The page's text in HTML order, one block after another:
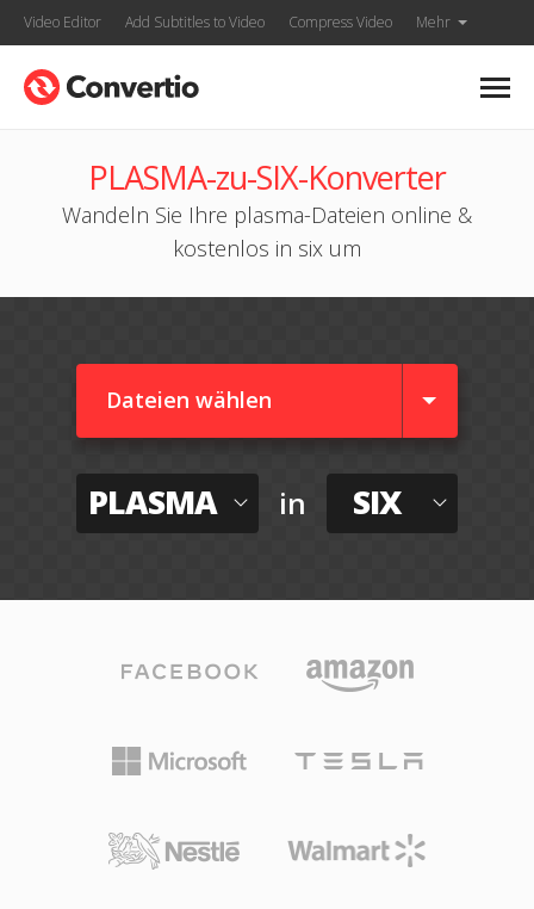
Video Editor Add Subtitles to Video Compress Video Mehr
PLASMA-zu-SIX-Konverter
Wandeln Sie Ihre plasma-Dateien online &
kostenlos in six um
Dateien wählen
PLASMA in SIX